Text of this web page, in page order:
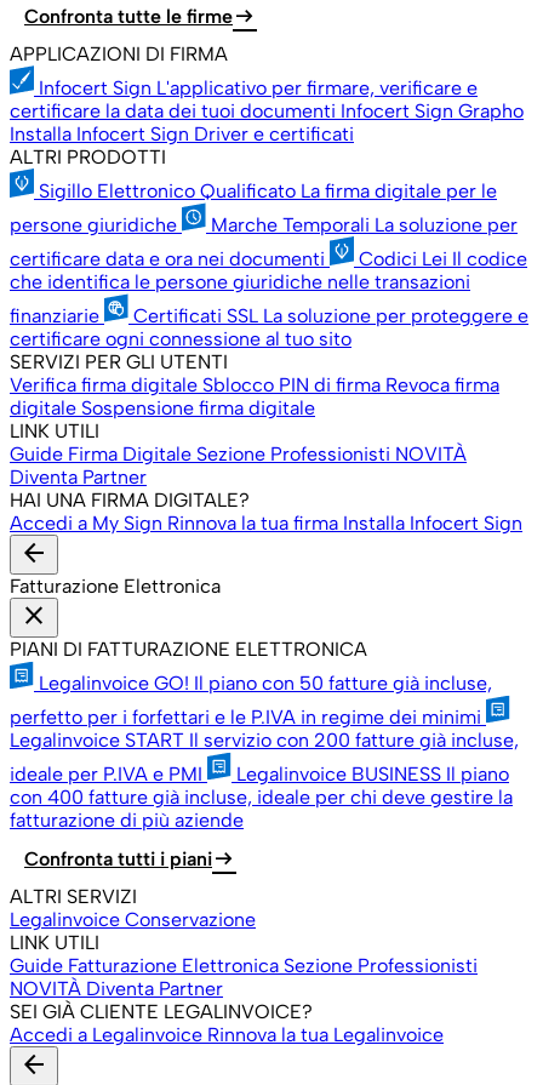
Confronta tutte le firmearrow_right_alt
APPLICAZIONI DI FIRMA
Infocert Sign L'applicativo per firmare, verificare e
certificare la data dei tuoi documenti Infocert Sign Grapho
Installa Infocert Sign Driver e certificati
ALTRI PRODOTTI
Sigillo Elettronico Qualificato La firma digitale per le
persone giuridiche
Marche Temporali La soluzione per
certificare data e ora nei documenti
Codici Lei Il codice
che identifica le persone giuridiche nelle transazioni
finanziarie
Certificati SSL La soluzione per proteggere e
certificare ogni connessione al tuo sito
SERVIZI PER GLI UTENTI
Verifica firma digitale Sblocco PIN di firma Revoca firma
digitale Sospensione firma digitale
LINK UTILI
Guide Firma Digitale Sezione Professionisti NOVITÀ
Diventa Partner
HAI UNA FIRMA DIGITALE?
Accedi a My Sign Rinnova la tua firma Installa Infocert Sign
arrow_back
Fatturazione Elettronica
close
PIANI DI FATTURAZIONE ELETTRONICA
Legalinvoice GO! Il piano con 50 fatture già incluse,
perfetto per i forfettari e le P.IVA in regime dei minimi
Legalinvoice START Il servizio con 200 fatture già incluse,
ideale per P.IVA e PMI
Legalinvoice BUSINESS Il piano
con 400 fatture già incluse, ideale per chi deve gestire la
fatturazione di più aziende
Confronta tutti i pianiarrow_right_alt
ALTRI SERVIZI
Legalinvoice Conservazione
LINK UTILI
Guide Fatturazione Elettronica Sezione Professionisti
NOVITÀ Diventa Partner
SEI GIÀ CLIENTE LEGALINVOICE?
Accedi a Legalinvoice Rinnova la tua Legalinvoice
arrow_back